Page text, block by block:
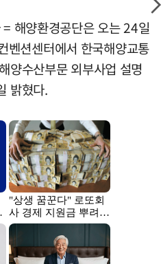
해양환경공단은 오는 24일
벤션센터에서 한국해양교통
양수산부문 외부사업 설명
밝혔다.